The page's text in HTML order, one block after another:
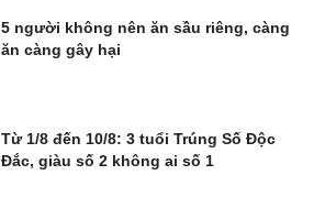
5 người không nên ăn sầu riêng, càng
ăn càng gây hại
Từ 1/8 đến 10/8: 3 tuổi Trúng Số Độc
Đắc, giàu số 2 không ai số 1